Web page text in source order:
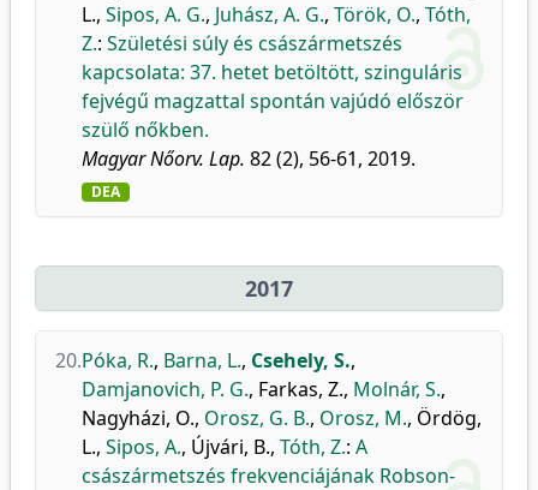
L., Sipos, A. G., Juhász, A. G., Török, O., Tóth,
Z.: Születési súly és császármetszés
kapcsolata: 37. hetet betöltött, szinguláris
fejvégű magzattal spontán vajúdó először
szülő nőkben.
Magyar Nőorv. Lap. 82 (2), 56-61, 2019.
DEA
2017
20.Póka, R., Barna, L., Csehely, S.,
Damjanovich, P. G., Farkas, Z., Molnár, S.,
Nagyházi, O., Orosz, G. B., Orosz, M., Ördög,
L., Sipos, A., Újvári, B., Tóth, Z.: A
császármetszés frekvenciájának Robson-